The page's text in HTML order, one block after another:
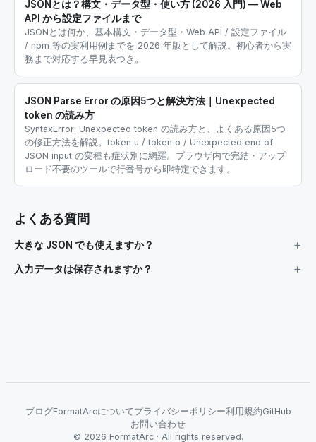
JSONとは？構文・データ型・使い方 (2026 入門) — Web
API から設定ファイルまで
JSONとは何か、基本構文・データ型・Web API / 設定ファイル
/ npm 等の実利用例までを 2026 年版として解説。初心者から実
務まで対応する早見表つき。
JSON Parse Error の原因5つと解決方法｜Unexpected
token の読み方
SyntaxError: Unexpected token の読み方と、よくある原因5つ
の修正方法を解説。token u / token o / Unexpected end of
JSON input の変種も症状別に網羅。ブラウザ内で完結・アップ
ロード不要のツールで行番号から即特定できます。
よくある質問
大きな JSON でも使えますか？
入力データは保存されますか？
© 2026 FormatArc · All rights reserved.
ブログFormatArcについてプライバシーポリシー利用規約GitHub
お問い合わせ